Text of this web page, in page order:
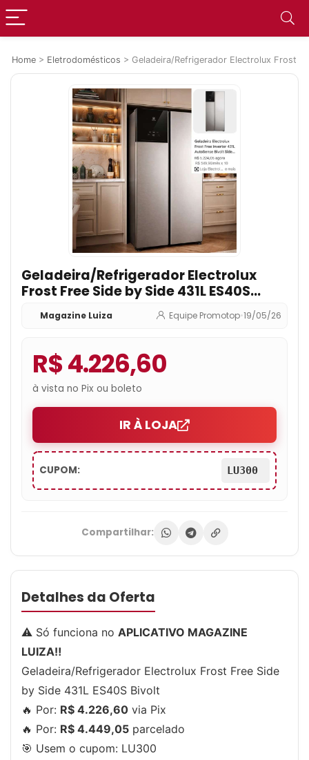
Home > Eletrodomésticos > Geladeira/Refrigerador Electrolux Frost
Geladeira/Refrigerador Electrolux
Frost Free Side by Side 431L ES40S
Magazine Luiza Equipe Promotop•19/05/26
R$ 4.226,60
à vista no Pix ou boleto
IR À LOJA
CUPOM: LU300
Compartilhar:
Detalhes da Oferta
⚠️ Só funciona no APLICATIVO MAGAZINE
LUIZA‼️
Geladeira/Refrigerador Electrolux Frost Free Side
by Side 431L ES40S Bivolt
🔥 Por: R$ 4.226,60 via Pix
🔥 Por: R$ 4.449,05 parcelado
🎯 Usem o cupom: LU300